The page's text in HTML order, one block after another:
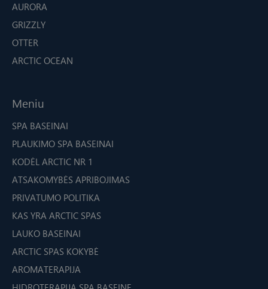
AURORA
GRIZZLY
OTTER
ARCTIC OCEAN
Meniu
SPA BASEINAI
PLAUKIMO SPA BASEINAI
KODĖL ARCTIC NR 1
ATSAKOMYBĖS APRIBOJIMAS
PRIVATUMO POLITIKA
KAS YRA ARCTIC SPAS
LAUKO BASEINAI
ARCTIC SPAS KOKYBĖ
AROMATERAPIJA